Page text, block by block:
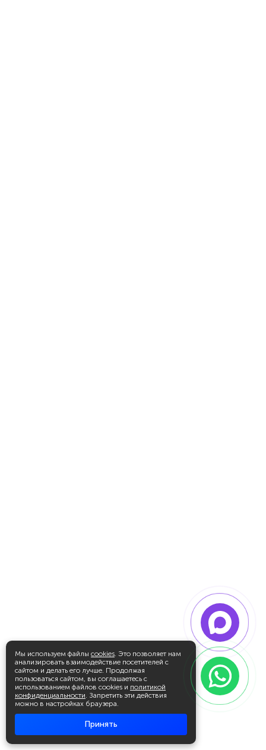
Мы используем файлы cookies. Это позволяет нам
анализировать взаимодействие посетителей с
сайтом и делать его лучше. Продолжая
пользоваться сайтом, вы соглашаетесь с
использованием файлов cookies и политикой
конфиденциальности. Запретить эти действия
можно в настройках браузера.
Принять